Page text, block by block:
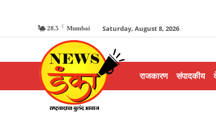
28.5 C Mumbai Saturday, August 8, 2026
राजकारण संपादकीय